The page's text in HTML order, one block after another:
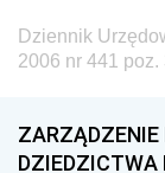
Dziennik
2006 nr 441 poz.
ZARZĄDZENIE
DZIEDZICTWA